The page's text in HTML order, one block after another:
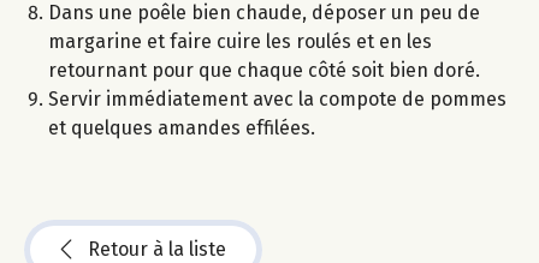
Dans une poêle bien chaude, déposer un peu de
margarine et faire cuire les roulés et en les
retournant pour que chaque côté soit bien doré.
Servir immédiatement avec la compote de pommes
et quelques amandes effilées.
Retour à la liste